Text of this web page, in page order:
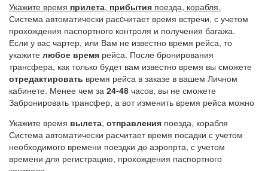
Укажите время прилета, прибытия поезда, корабля.
Система автоматически расcчитает время встречи, с учетом
прохождения паспортного контроля и получения багажа.
Если у вас чартер, или Вам не известно время рейса, то
укажите любое время рейса. После бронирования
трансфера, как только будет вам известно время вы сможете
отредактировать время рейса в заказе в вашем Личном
кабинете. Менее чем за 24-48 часов, вы не сможете
Забронировать трансфер, а вот изменить время рейса можно
Укажите время вылета, отправления поезда, корабля
Система автоматически расчитает время посадки с учетом
необходимого времени поездки до аэропрта, с учетом
времени для регистрацию, прохождения паспортного